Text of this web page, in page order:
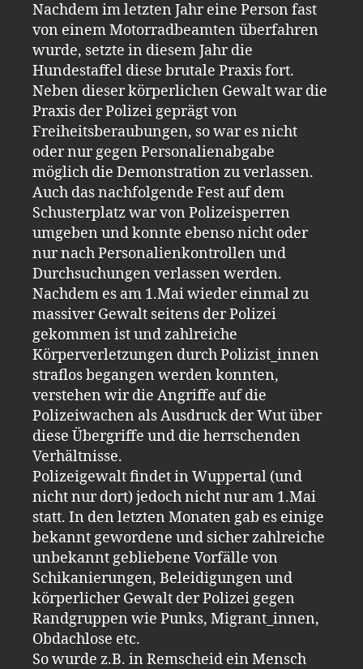
Nachdem im letzten Jahr eine Person fast
von einem Motorradbeamten überfahren
wurde, setzte in diesem Jahr die
Hundestaffel diese brutale Praxis fort.
Neben dieser körperlichen Gewalt war die
Praxis der Polizei geprägt von
Freiheitsberaubungen, so war es nicht
oder nur gegen Personalienabgabe
möglich die Demonstration zu verlassen.
Auch das nachfolgende Fest auf dem
Schusterplatz war von Polizeisperren
umgeben und konnte ebenso nicht oder
nur nach Personalienkontrollen und
Durchsuchungen verlassen werden.
Nachdem es am 1.Mai wieder einmal zu
massiver Gewalt seitens der Polizei
gekommen ist und zahlreiche
Körperverletzungen durch Polizist_innen
straflos begangen werden konnten,
verstehen wir die Angriffe auf die
Polizeiwachen als Ausdruck der Wut über
diese Übergriffe und die herrschenden
Verhältnisse.
Polizeigewalt findet in Wuppertal (und
nicht nur dort) jedoch nicht nur am 1.Mai
statt. In den letzten Monaten gab es einige
bekannt gewordene und sicher zahlreiche
unbekannt gebliebene Vorfälle von
Schikanierungen, Beleidigungen und
körperlicher Gewalt der Polizei gegen
Randgruppen wie Punks, Migrant_innen,
Obdachlose etc.
So wurde z.B. in Remscheid ein Mensch